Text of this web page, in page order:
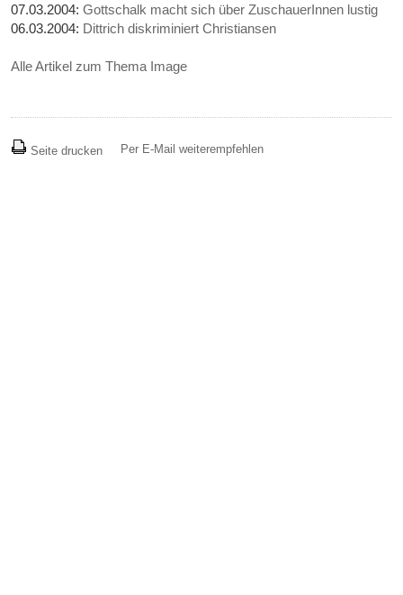
07.03.2004:Gottschalk macht sich über ZuschauerInnen lustig
06.03.2004: Dittrich diskriminiert Christiansen
Alle Artikel zum Thema Image
Seite drucken Per E-Mail weiterempfehlen